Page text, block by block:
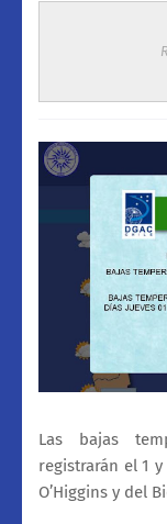
Las bajas
registrarán el 1
O’Higgins y del